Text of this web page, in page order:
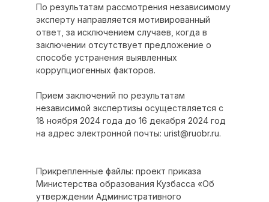
По результатам рассмотрения независимому
эксперту направляется мотивированный
ответ, за исключением случаев, когда в
заключении отсутствует предложение о
способе устранения выявленных
коррупциогенных факторов.
Прием заключений по результатам
независимой экспертизы осуществляется с
18 ноября 2024 года до 16 декабря 2024 год
на адрес электронной почты: urist@ruobr.ru.
Прикрепленные файлы: проект приказа
Министерства образования Кузбасса «Об
утверждении Административного